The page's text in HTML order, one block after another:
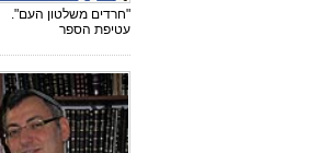
"חרדים משלטון העם".
עטיפת הספר